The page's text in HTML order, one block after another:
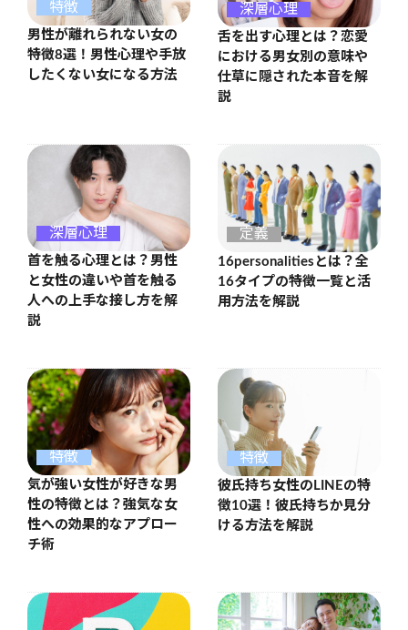
特徴
男性が離れられない女の
特徴8選！男性心理や手放
したくない女になる方法
深層心理
舌を出す心理とは？恋愛
における男女別の意味や
仕草に隠された本音を解
説
深層心理
首を触る心理とは？男性
と女性の違いや首を触る
人への上手な接し方を解
説
定義
16personalitiesとは？全
16タイプの特徴一覧と活
用方法を解説
特徴
気が強い女性が好きな男
性の特徴とは？強気な女
性への効果的なアプロー
チ術
特徴
彼氏持ち女性のLINEの特
徴10選！彼氏持ちか見分
ける方法を解説